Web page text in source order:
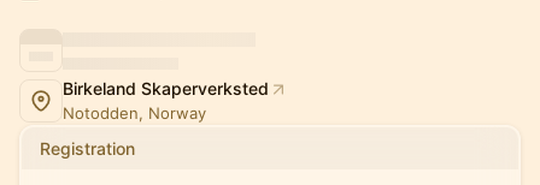
Birkeland Skaperverksted
Notodden, Norway
Registration